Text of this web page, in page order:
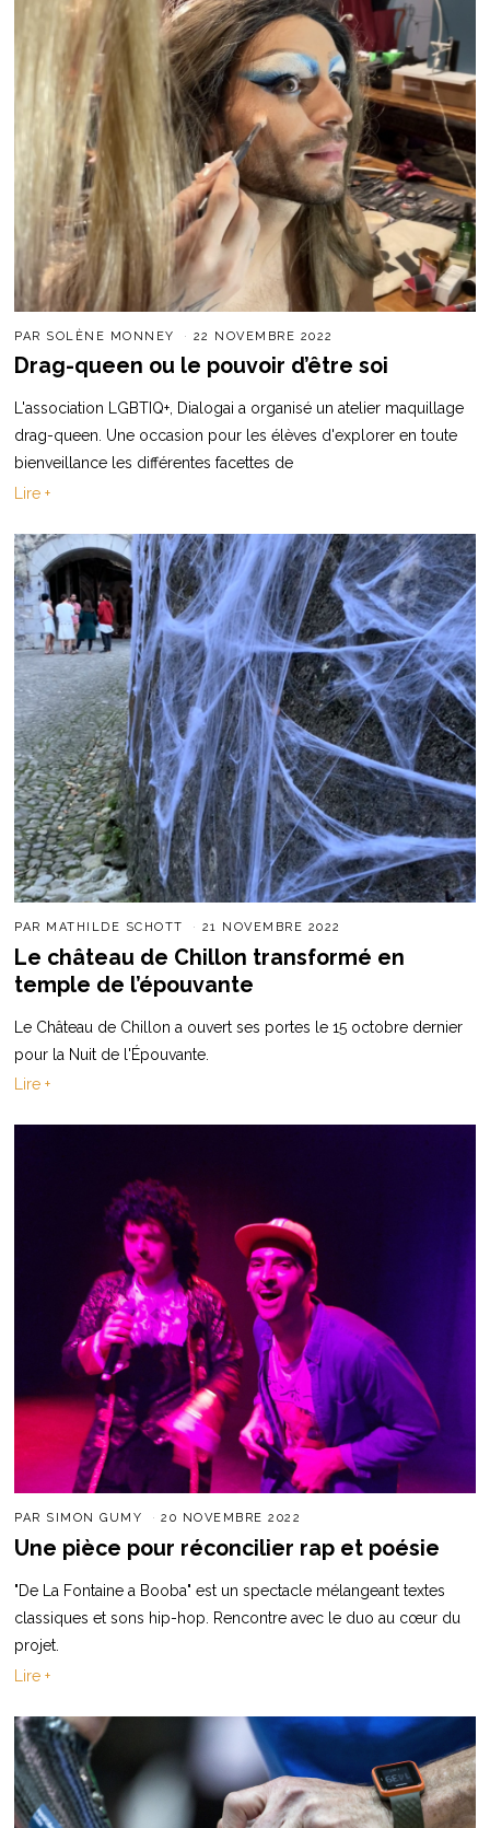
PAR SOLÈNE MONNEY 22 NOVEMBRE 2022
Drag-queen ou le pouvoir d’être soi
L'association LGBTIQ+, Dialogai a organisé un atelier maquillage
drag-queen. Une occasion pour les élèves d'explorer en toute
bienveillance les différentes facettes de
Lire +
PAR MATHILDE SCHOTT 21 NOVEMBRE 2022
Le château de Chillon transformé en
temple de l’épouvante
Le Château de Chillon a ouvert ses portes le 15 octobre dernier
pour la Nuit de l'Épouvante.
Lire +
PAR SIMON GUMY 20 NOVEMBRE 2022
Une pièce pour réconcilier rap et poésie
"De La Fontaine a Booba" est un spectacle mélangeant textes
classiques et sons hip-hop. Rencontre avec le duo au cœur du
projet.
Lire +